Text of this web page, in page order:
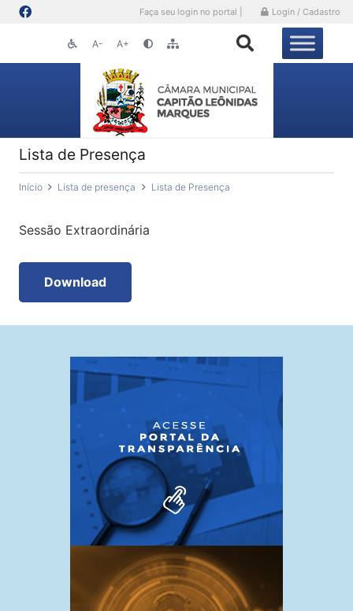
Faça seu login no portal | Login / Cadastro
A- A+
Lista de Presença
Início Lista de presença Lista de Presença
Sessão Extraordinária
Download